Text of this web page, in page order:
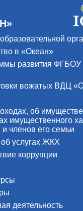
в «Океан»
развития
вожатых ВДЦ
об
имущественного
и членов его семьи
услугах ЖКХ
коррупции
деятельность